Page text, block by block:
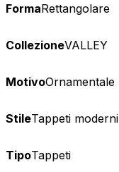
FormaRettangolare
CollezioneVALLEY
MotivoOrnamentale
StileTappeti moderni
TipoTappeti